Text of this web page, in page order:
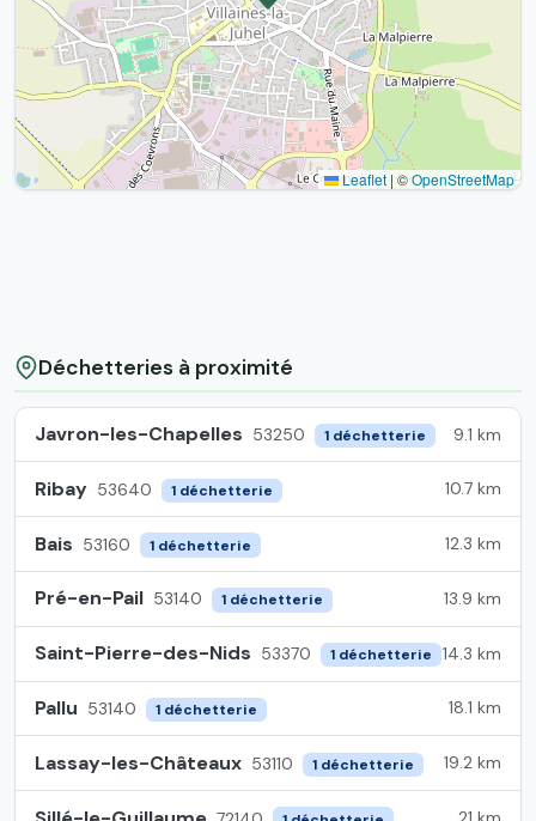
Leaflet | ©OpenStreetMap
Déchetteries à proximité
Javron-les-Chapelles 53250 1 déchetterie 9.1 km
Ribay 53640 1 déchetterie 10.7 km
Bais 53160 1 déchetterie 12.3 km
Pré-en-Pail 53140 1 déchetterie 13.9 km
Saint-Pierre-des-Nids 53370 1 déchetterie 14.3 km
Pallu 53140 1 déchetterie 18.1 km
Lassay-les-Châteaux 53110 1 déchetterie 19.2 km